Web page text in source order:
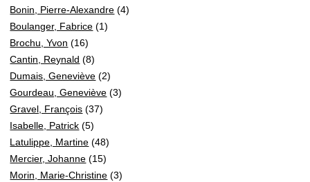
Bonin, Pierre-Alexandre (4)
Boulanger, Fabrice (1)
Brochu, Yvon (16)
Cantin, Reynald (8)
Dumais, Geneviève (2)
Gourdeau, Geneviève (3)
Gravel, François (37)
Isabelle, Patrick (5)
Latulippe, Martine (48)
Mercier, Johanne (15)
Morin, Marie-Christine (3)